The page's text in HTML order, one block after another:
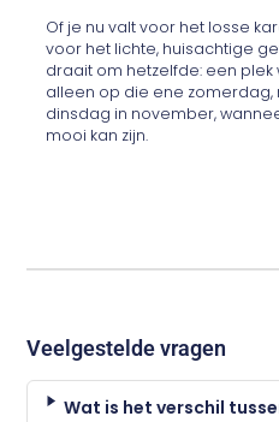
Of je nu valt voor het losse
voor het lichte, huisachtige
draait om hetzelfde: een
alleen op die ene zomerdag,
dinsdag in november,
mooi kan zijn.
Veelgestelde vragen
Wat is het verschil